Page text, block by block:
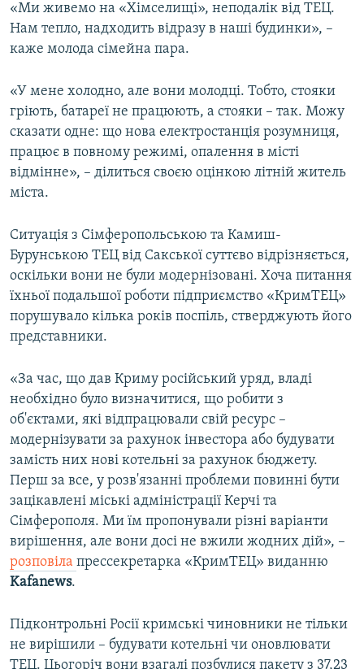
«Ми живемо на «Хімселищі», неподалік від ТЕЦ.
Нам тепло, надходить відразу в наші будинки», –
каже молода сімейна пара.
«У мене холодно, але вони молодці. Тобто, стояки
гріють, батареї не працюють, а стояки – так. Можу
сказати одне: що нова електростанція розумниця,
працює в повному режимі, опалення в місті
відмінне», – ділиться своєю оцінкою літній житель
міста.
Ситуація з Сімферопольською та Камиш-
Бурунською ТЕЦ від Сакської суттєво відрізняється,
оскільки вони не були модернізовані. Хоча питання
їхньої подальшої роботи підприємство «КримТЕЦ»
порушувало кілька років поспіль, стверджують його
представники.
«За час, що дав Криму російський уряд, владі
необхідно було визначитися, що робити з
об'єктами, які відпрацювали свій ресурс –
модернізувати за рахунок інвестора або будувати
замість них нові котельні за рахунок бюджету.
Перш за все, у розв'язанні проблеми повинні бути
зацікавлені міські адміністрації Керчі та
Сімферополя. Ми їм пропонували різні варіанти
вирішення, але вони досі не вжили жодних дій», –
розповіла прессекретарка «КримТЕЦ» виданню
Kafanews.
Підконтрольні Росії кримські чиновники не тільки
не вирішили – будувати котельні чи оновлювати
ТЕЦ. Цьогоріч вони взагалі позбулися пакету з 37,23